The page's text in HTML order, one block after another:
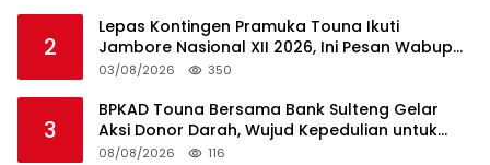
2
Lepas Kontingen Pramuka Touna Ikuti
Jambore Nasional XII 2026, Ini Pesan Wabup
Surya
03/08/2026 350
3
BPKAD Touna Bersama Bank Sulteng Gelar
Aksi Donor Darah, Wujud Kepedulian untuk
Sesama
08/08/2026 116